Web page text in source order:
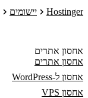
Hostinger יישומים
אחסון אתרים
אחסון אתרים
אחסון ל-WordPress
אחסון VPS